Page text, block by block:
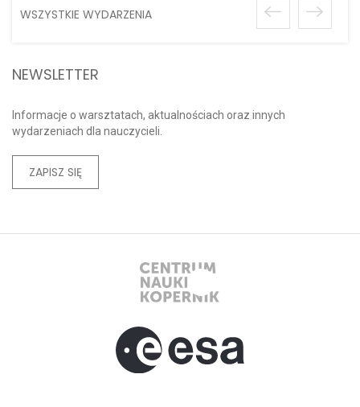
WSZYSTKIE WYDARZENIA
NEWSLETTER
Informacje o warsztatach, aktualnościach oraz innych
wydarzeniach dla nauczycieli.
ZAPISZ SIĘ